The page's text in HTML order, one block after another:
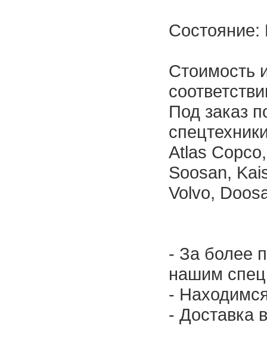
Стоимость
Под заказ
Atlas
Soosan,
Volvo,
- За более
нашим
-
- Доставка